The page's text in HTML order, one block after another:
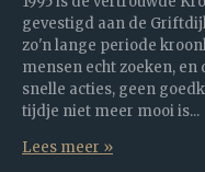
gevestigd aan de
zo'n lange periode
mensen echt zoeken,
snelle acties, geen
tijdje niet meer mooi is...
Lees meer »